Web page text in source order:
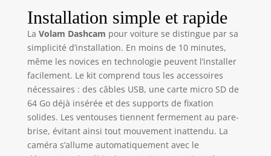
24H
l’avant avec un angle
de 170°, ainsi qu’en
1080P à l’arrière à
150° et dans
l’habitacle à 170°.
Son écran IPS de
3,19 pouces permet
de visualiser
facilement chaque
angle. Idéale pour
famille, les
Installation simple et rapide
La Volam Dashcam pour voiture se distingue par sa
simplicité d’installation. En moins de 10 minutes,
même les novices en technologie peuvent l’installer
facilement. Le kit comprend tous les accessoires
nécessaires : des câbles USB, une carte micro SD de
64 Go déjà insérée et des supports de fixation
solides. Les ventouses tiennent fermement au pare-
brise, évitant ainsi tout mouvement inattendu. La
caméra s’allume automatiquement avec le